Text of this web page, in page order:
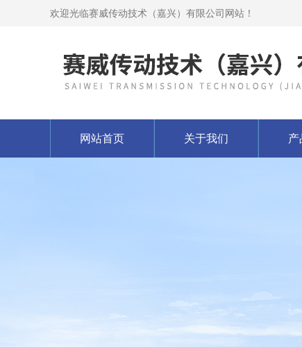
欢迎光临赛威传动技术（嘉兴）有限公司网站！
网站首页 关于我们 产